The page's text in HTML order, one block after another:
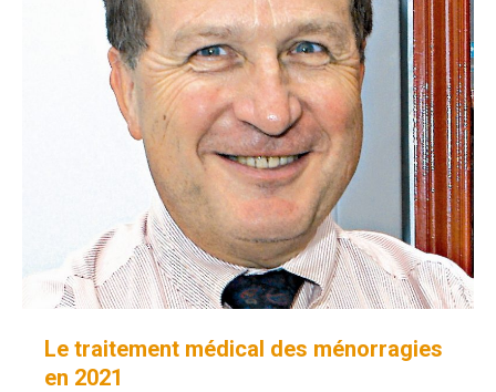
Le traitement médical des ménorragies
en 2021